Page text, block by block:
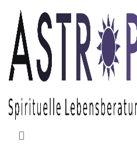
Skip to main content